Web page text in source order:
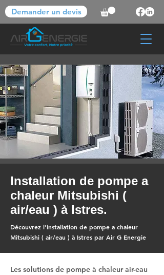
Demander un devis
Installation de pompe a
chaleur Mitsubishi (
air/eau ) à Istres.
Découvrez l'installation de pompe a chaleur
Mitsubishi ( air/eau ) à Istres par Air G Energie
Les solutions de pompe à chaleur air-eau